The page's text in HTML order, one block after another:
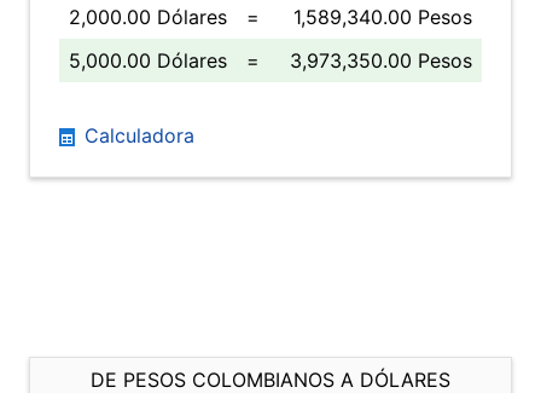
2,000.00 Dólares
=
1,589,340.00 Pesos
5,000.00 Dólares
= 3,973,350.00 Pesos
Calculadora
DE PESOS COLOMBIANOS A DÓLARES